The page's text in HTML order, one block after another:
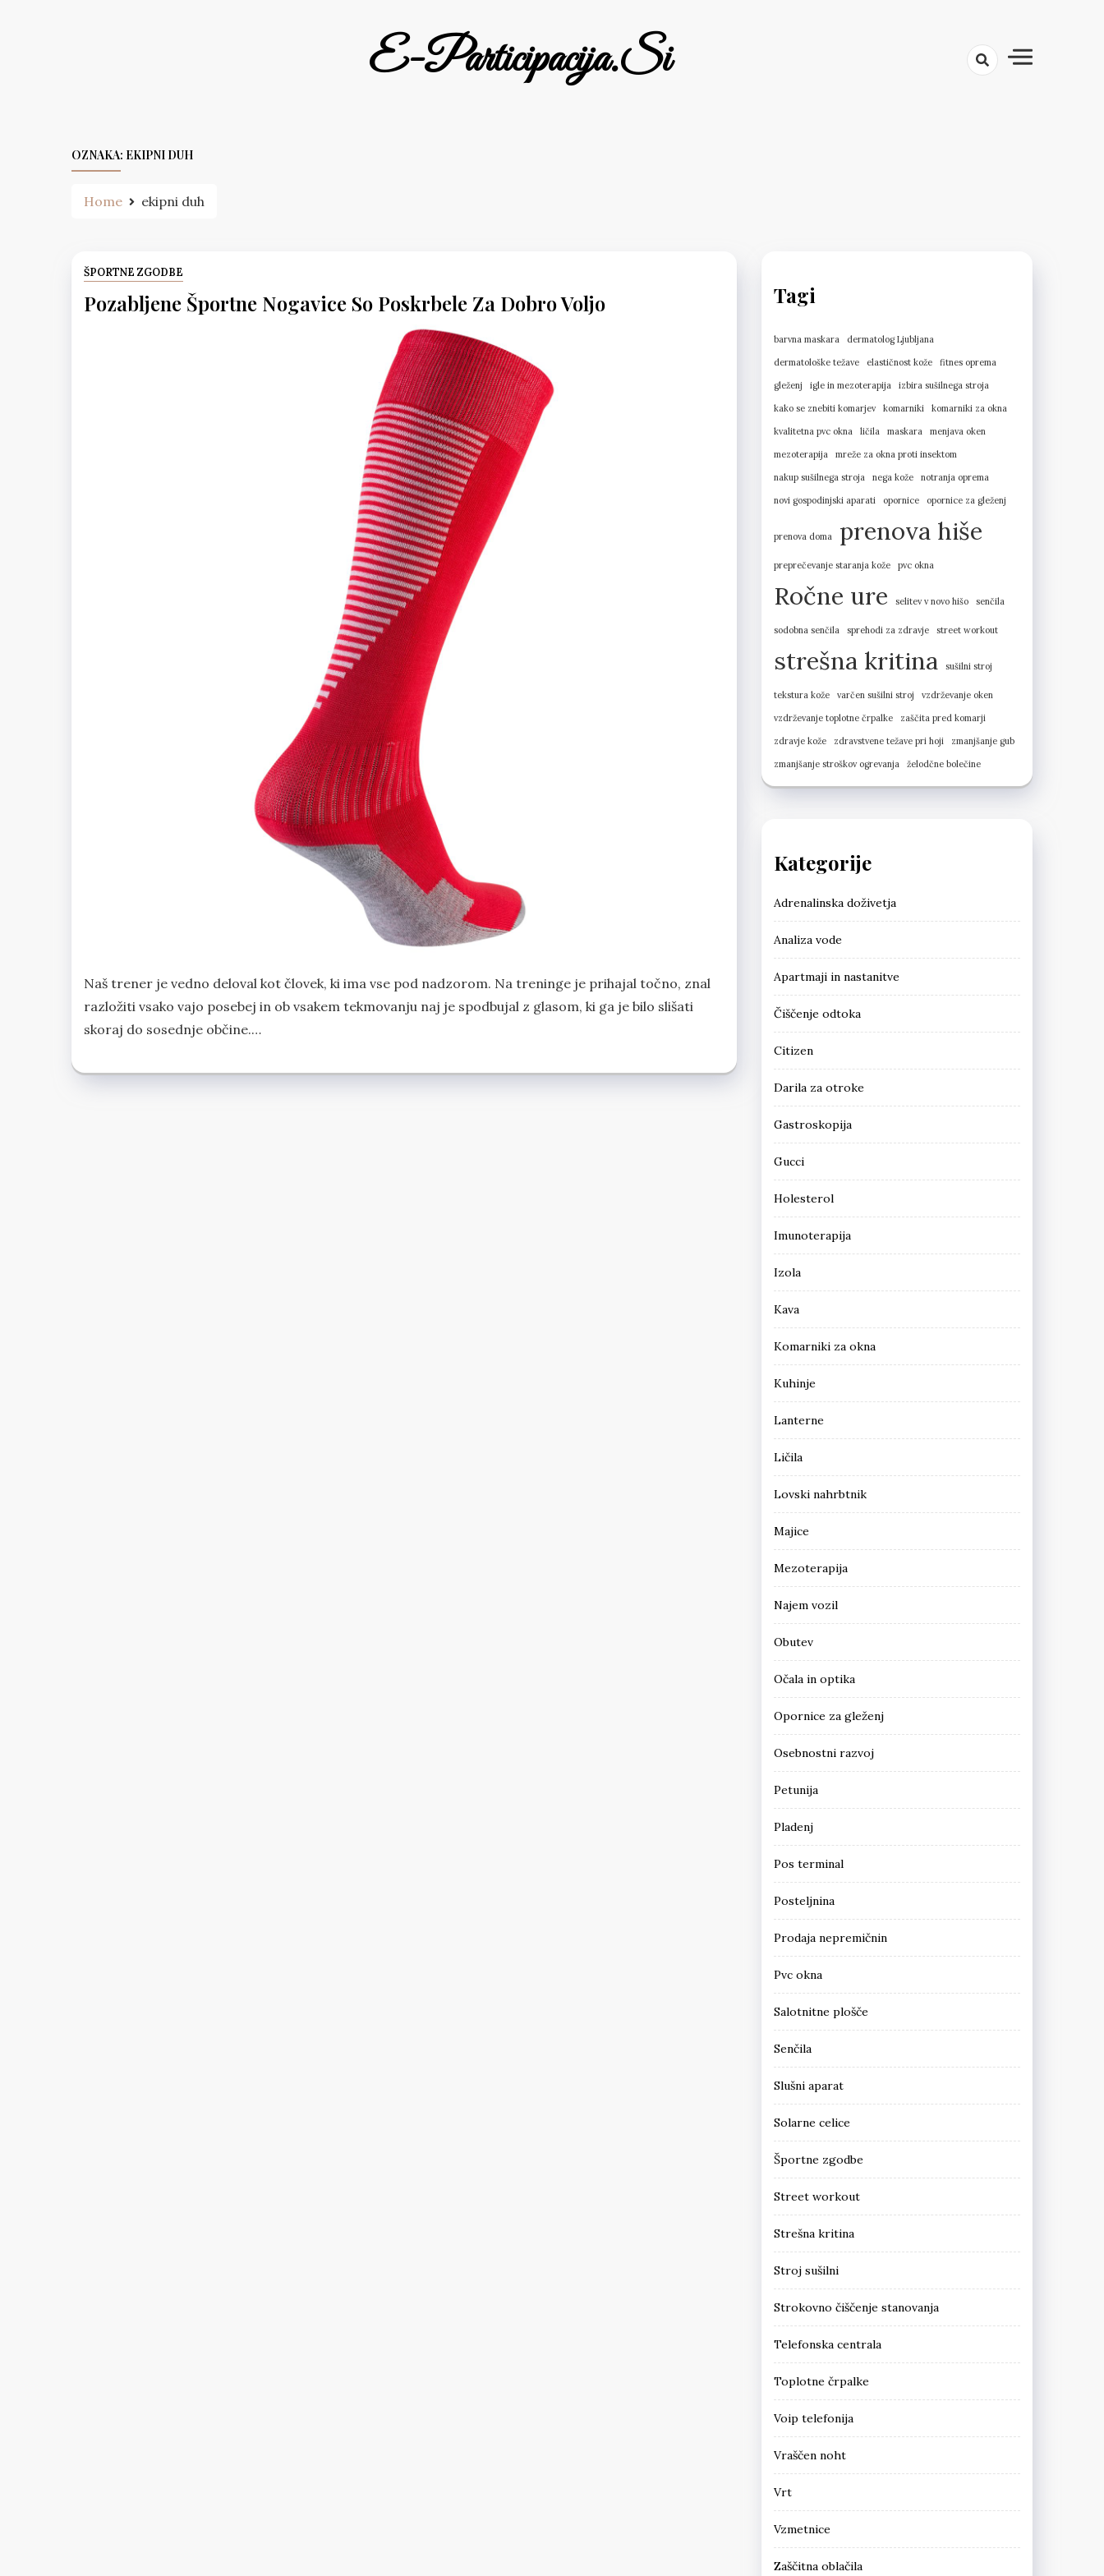
E-Participacija.si
OZNAKA: EKIPNI DUH
Home ekipni duh
ŠPORTNE ZGODBE
Pozabljene Športne Nogavice So Poskrbele Za Dobro Voljo
Naš trener je vedno deloval kot človek, ki ima vse pod nadzorom. Na treninge je prihajal točno, znal
razložiti vsako vajo posebej in ob vsakem tekmovanju naj je spodbujal z glasom, ki ga je bilo slišati
skoraj do sosednje občine.…
Tagi
barvna maskara
dermatolog Ljubljana
dermatološke težave
elastičnost kože
fitnes oprema
gleženj
igle in mezoterapija
izbira sušilnega stroja
kako se znebiti komarjev
komarniki
komarniki za okna
kvalitetna pvc okna
ličila maskara
menjava oken
mezoterapija
mreže za okna proti insektom
nakup sušilnega stroja
nega kože
notranja oprema
novi gospodinjski aparati
opornice opornice za gleženj
prenova doma prenova hiše
preprečevanje staranja kože pvc okna
Ročne ure selitev v novo hišo senčila
sodobna senčila sprehodi za zdravje street workout
strešna kritina sušilni stroj
tekstura kože varčen sušilni stroj
vzdrževanje oken
vzdrževanje toplotne črpalke
zaščita pred komarji
zdravje kože
zdravstvene težave pri hoji
zmanjšanje gub
zmanjšanje stroškov ogrevanja
želodčne bolečine
Kategorije
Adrenalinska doživetja
Analiza vode
Apartmaji in nastanitve
Čiščenje odtoka
Citizen
Darila za otroke
Gastroskopija
Gucci
Holesterol
Imunoterapija
Izola
Kava
Komarniki za okna
Kuhinje
Lanterne
Ličila
Lovski nahrbtnik
Majice
Mezoterapija
Najem vozil
Obutev
Očala in optika
Opornice za gleženj
Osebnostni razvoj
Petunija
Pladenj
Pos terminal
Posteljnina
Prodaja nepremičnin
Pvc okna
Salotnitne plošče
Senčila
Slušni aparat
Solarne celice
Športne zgodbe
Street workout
Strešna kritina
Stroj sušilni
Strokovno čiščenje stanovanja
Telefonska centrala
Toplotne črpalke
Voip telefonija
Vraščen noht
Vrt
Vzmetnice
Zaščitna oblačila